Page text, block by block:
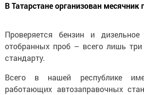
В Татарстане организован месячник
Проверяется бензин и
отобранных проб – всего лишь три
стандарту.
Всего в нашей республике
работающих автозаправочных